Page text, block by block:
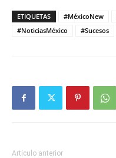
ETIQUETAS #MéxicoNew
#NoticiasMéxico
#Sucesos
Artículo anterior